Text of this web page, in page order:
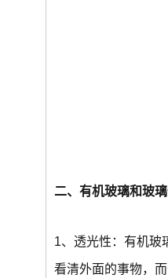
二、有机玻璃和玻
1、透光性：有机玻
看清外面的事物，